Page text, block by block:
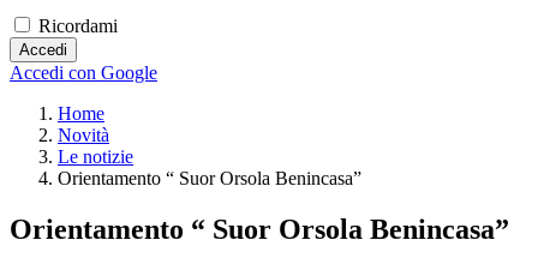
Ricordami
Accedi
Accedi con Google
Home
Novità
Le notizie
Orientamento “ Suor Orsola Benincasa”
Orientamento “ Suor Orsola Benincasa”